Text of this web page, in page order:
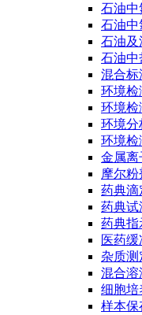
石油中
石油中
石油及
石油中
混合标
环境检
环境检
环境分
环境检
金属离
摩尔粉
药典滴
药典试
药典指
医药
杂质测
混合溶
细胞培
样本保